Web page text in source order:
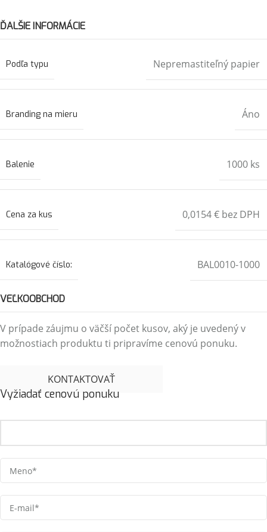
ĎALŠIE INFORMÁCIE
Podľa typu Nepremastiteľný papier
Branding na mieru Áno
Balenie 1000 ks
Cena za kus 0,0154 € bez DPH
Katalógové číslo: BAL0010-1000
VEĽKOOBCHOD
V prípade záujmu o väčší počet kusov, aký je uvedený v
možnostiach produktu ti pripravíme cenovú ponuku.
KONTAKTOVAŤ
Vyžiadať cenovú ponuku